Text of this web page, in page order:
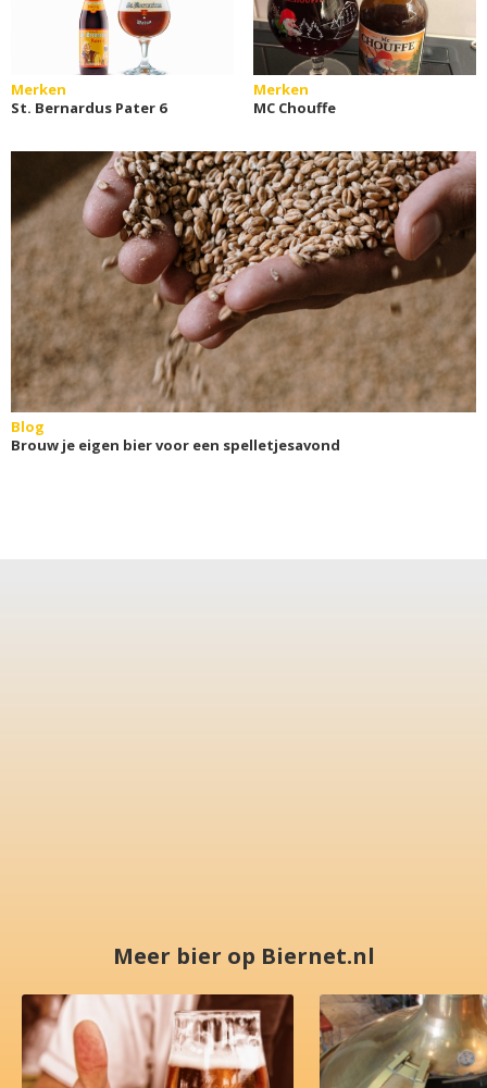
Merken
St. Bernardus Pater 6
Merken
MC Chouffe
Blog
Brouw je eigen bier voor een spelletjesavond
Meer bier op Biernet.nl